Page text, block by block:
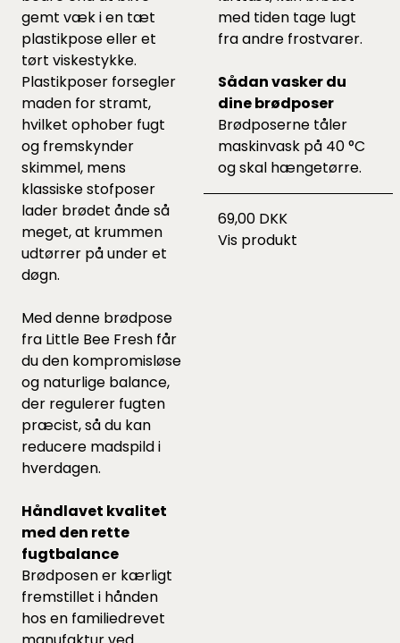
gemt væk i en tæt
plastikpose eller et
tørt viskestykke.
Plastikposer forsegler
maden for stramt,
hvilket ophober fugt
og fremskynder
skimmel, mens
klassiske stofposer
lader brødet ånde så
meget, at krummen
udtørrer på under et
døgn.
Med denne brødpose
fra Little Bee Fresh får
du den kompromisløse
og naturlige balance,
der regulerer fugten
præcist, så du kan
reducere madspild i
hverdagen.
Håndlavet kvalitet
med den rette
fugtbalance
Brødposen er kærligt
fremstillet i hånden
hos en familiedrevet
med tiden tage lugt
fra andre frostvarer.
Sådan vasker du
dine brødposer
Brødposerne tåler
maskinvask på 40 °C
og skal hængetørre.
69,00 DKK
Vis produkt